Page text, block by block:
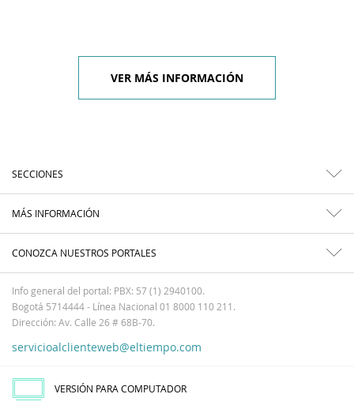
VER MÁS INFORMACIÓN
SECCIONES
MÁS INFORMACIÓN
CONOZCA NUESTROS PORTALES
Info general del portal: PBX: 57 (1) 2940100.
Bogotá 5714444 - Línea Nacional 01 8000 110 211.
Dirección: Av. Calle 26 # 68B-70.
servicioalclienteweb@eltiempo.com
VERSIÓN PARA COMPUTADOR